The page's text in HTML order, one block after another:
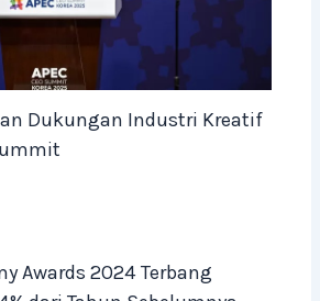
Dukungan Industri Kreatif
Awards 2024 Terbang